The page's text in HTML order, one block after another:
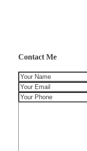
Contact Me